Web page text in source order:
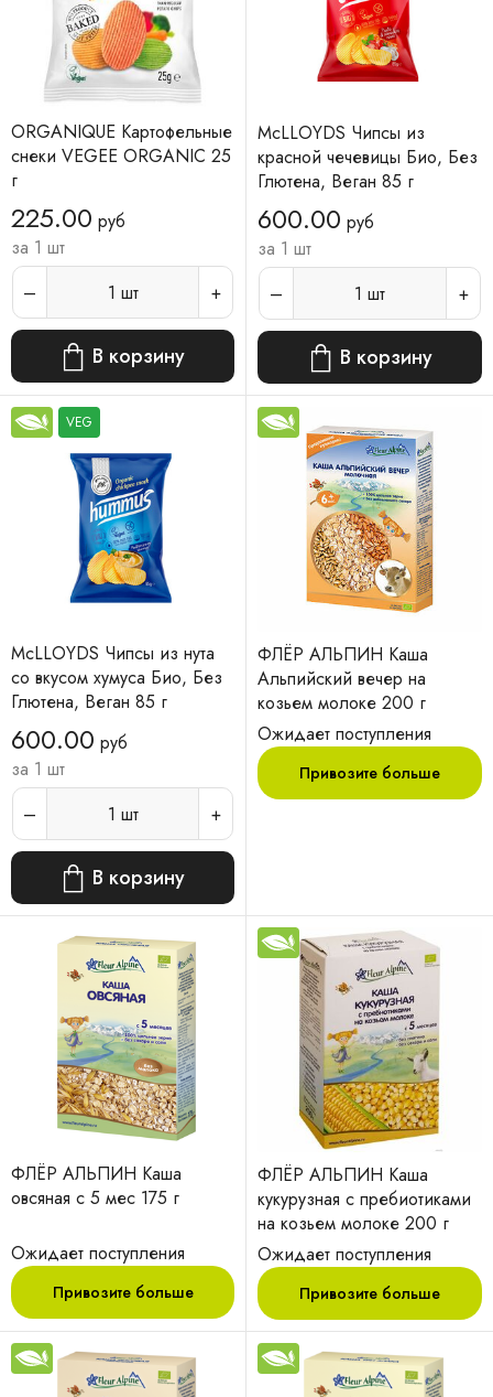
ORGANIQUE Картофельные
снеки VEGEE ORGANIC 25
г
225.00 руб
за 1 шт
1 шт
В корзину
McLLOYDS Чипсы из
красной чечевицы Био, Без
Глютена, Веган 85 г
600.00 руб
за 1 шт
1 шт
В корзину
VEG
McLLOYDS Чипсы из нута
со вкусом хумуса Био, Без
Глютена, Веган 85 г
600.00 руб
за 1 шт
1 шт
В корзину
ФЛЁР АЛЬПИН Каша
Альпийский вечер на
козьем молоке 200 г
Ожидает поступления
Привозите больше
ФЛЁР АЛЬПИН Каша
овсяная с 5 мес 175 г
Ожидает поступления
Привозите больше
ФЛЁР АЛЬПИН Каша
кукурузная с пребиотиками
на козьем молоке 200 г
Ожидает поступления
Привозите больше